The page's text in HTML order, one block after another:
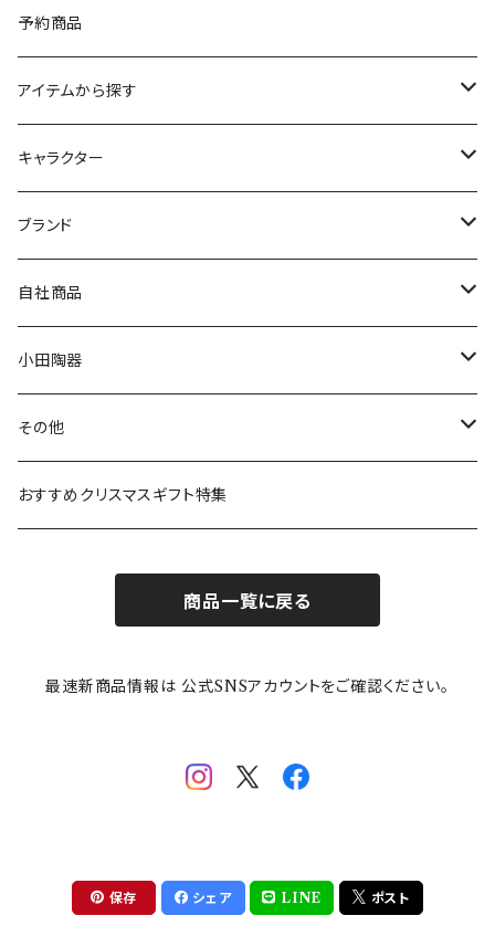
予約商品
アイテムから探す
九谷焼
マグ＆カップ
プレート
ボウル
ガラスウェア
カトラリー
キャラクター
ムーミン
80th記念アイテム
リトルミイの日記念アイテム
MOOMIN ANIMATION
スヌーピー
ピーターラビット
ポケットモンスター
mofusand（モフサンド）
mofsand×日比谷花壇
ちびまる子ちゃんandクレヨンしんちゃん
ブランド
LA AMYS(エミーズ)
LISA LARSON(リサラーソン)
LAURA ASHLEY(ローラ アシュレイ)
Finlayson(フィンレイソン)
HANAE MORI(ハナエモリ)
THE BEATLES(ザ・ビートルズ)
【山加商店×yaeko】migratory bird
自社商品
ねこ企画
Cecera(セセラ)
CELEC(セレック)
隅切り重箱
HAPPY DINING(ハッピーダイニング)
小田陶器
さざなみ
吉祥
メイメイウェア
SoSo(ソソ）
その他
リサイクル食器
おすすめクリスマスギフト特集
商品一覧に戻る
最速新商品情報は 公式SNSアカウントをご確認ください。
保存 シェア LINE ポスト